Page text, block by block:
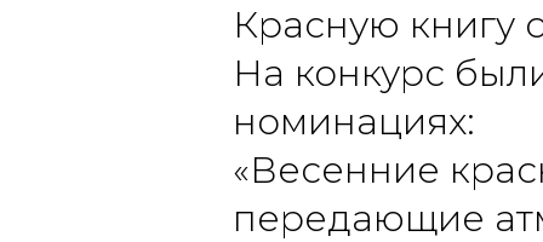
Красную книгу
На конкурс
номинациях:
«Весенние
передающие